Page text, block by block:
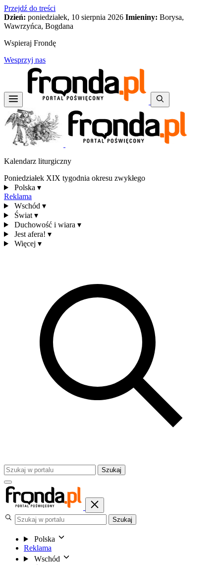
Przejdź do treści
Dzień: poniedziałek, 10 sierpnia 2026 Imieniny: Borysa,
Wawrzyńca, Bogdana
Wspieraj Frondę
Wesprzyj nas
Kalendarz liturgiczny
Poniedziałek XIX tygodnia okresu zwykłego
Polska ▾
Reklama
Wschód ▾
Świat ▾
Duchowość i wiara ▾
Jest afera! ▾
Więcej ▾
Szukaj
Szukaj
Polska
Reklama
Wschód